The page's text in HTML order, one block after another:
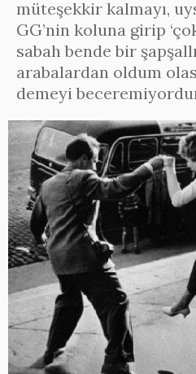
müteşekkir kalmayı,
GG’nin koluna girip
sabah bende bir
arabalardan oldum
demeyi